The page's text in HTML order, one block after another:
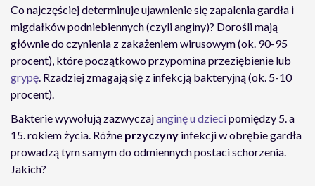
Co najczęściej determinuje ujawnienie się zapalenia gardła i
migdałków podniebiennych (czyli anginy)? Dorośli mają
głównie do czynienia z zakażeniem wirusowym (ok. 90-95
procent), które początkowo przypomina przeziębienie lub
grypę. Rzadziej zmagają się z infekcją bakteryjną (ok. 5-10
procent).
Bakterie wywołują zazwyczajanginę u dziecipomiędzy 5. a
15. rokiem życia. Różne przyczyny infekcji w obrębie gardła
prowadzą tym samym do odmiennych postaci schorzenia.
Jakich?